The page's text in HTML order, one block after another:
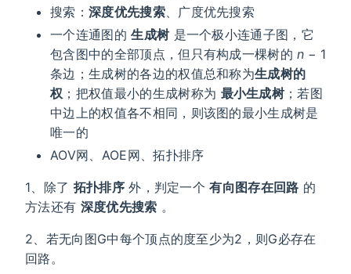
搜索： 深度优先搜索、广度优先搜索
一个连通图的生成树是一个极小连通子图，它
包含图中的全部顶点，但只有构成一棵树的n − 1
条边；生成树的各边的权值总和称为生成树的
权 ；把权值最小的生成树称为 最小生成树；若图
中边上的权值各不相同，则该图的最小生成树是
唯一的
AOV网、AOE网、拓扑排序
1、除了 拓扑排序外，判定一个有向图存在回路 的
方法还有 深度优先搜索 。
2、若无向图G中每个顶点的度至少为2，则G必存在
回路。